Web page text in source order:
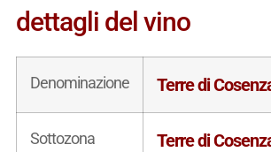
dettagli del vino
Denominazione Terre di
Sottozona
Terre di